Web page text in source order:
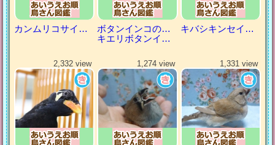
カンムリコサイチョウ
ボタンインコの仲間
キエリボタンインコ
キバシキンセイチョウ
2,332 view 1,274 view 1,331 view